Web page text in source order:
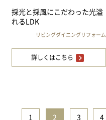
採光と採風にこだわった光溢
れるLDK
リビングダイニングリフォーム
詳しくはこちら
1 2 3 4